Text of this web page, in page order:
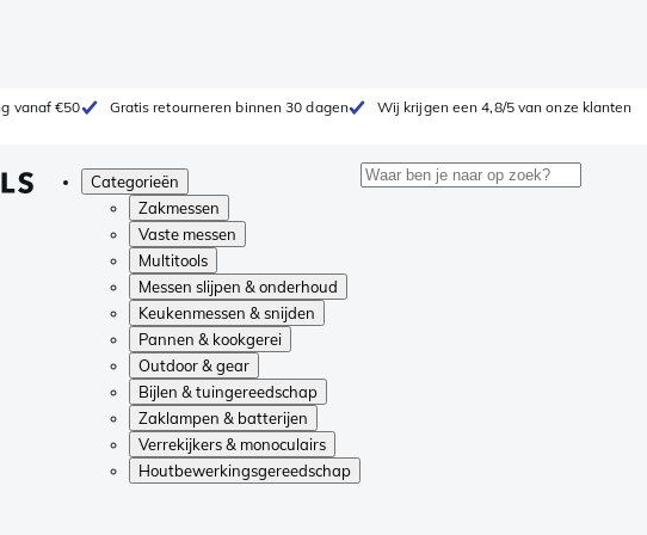
vanaf €50 Gratis retourneren binnen 30 dagen Wij krijgen een 4,8/5 van onze klanten
Categorieën
Zakmessen
Vaste messen
Multitools
Messen slijpen & onderhoud
Keukenmessen & snijden
Pannen & kookgerei
Outdoor & gear
Bijlen & tuingereedschap
Zaklampen & batterijen
Verrekijkers & monoculairs
Houtbewerkingsgereedschap